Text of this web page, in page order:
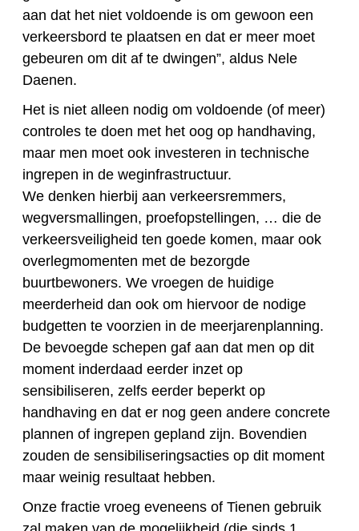
aan dat het niet voldoende is om gewoon een
verkeersbord te plaatsen en dat er meer moet
gebeuren om dit af te dwingen”, aldus Nele
Daenen.
Het is niet alleen nodig om voldoende (of meer)
controles te doen met het oog op handhaving,
maar men moet ook investeren in technische
ingrepen in de weginfrastructuur.
We denken hierbij aan verkeersremmers,
wegversmallingen, proefopstellingen, … die de
verkeersveiligheid ten goede komen, maar ook
overlegmomenten met de bezorgde
buurtbewoners. We vroegen de huidige
meerderheid dan ook om hiervoor de nodige
budgetten te voorzien in de meerjarenplanning.
De bevoegde schepen gaf aan dat men op dit
moment inderdaad eerder inzet op
sensibiliseren, zelfs eerder beperkt op
handhaving en dat er nog geen andere concrete
plannen of ingrepen gepland zijn. Bovendien
zouden de sensibiliseringsacties op dit moment
maar weinig resultaat hebben.
Onze fractie vroeg eveneens of Tienen gebruik